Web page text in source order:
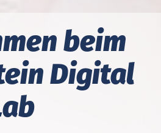
beim
Digital